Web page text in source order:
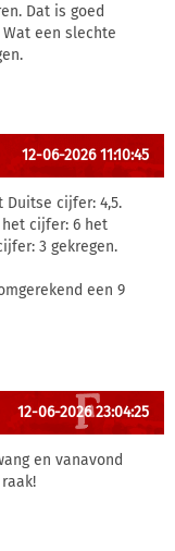
Dat is goed
een slechte
12-06-2026 11:10:45
cijfer: 4,5.
cijfer: 6 het
3 gekregen.
een 9
12-06-2026 23:04:25
en vanavond